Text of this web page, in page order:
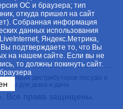
дистрибуторов посуды и
для дома и дачи.
Все права защищены.
ОС и браузера; тип
откуда пришел на сайт
Собранная информация
данных использования
Яндекс.Метрика,
подтверждаете то, что Вы
на нашем сайте. Если вы не
то должны покинуть сайт.